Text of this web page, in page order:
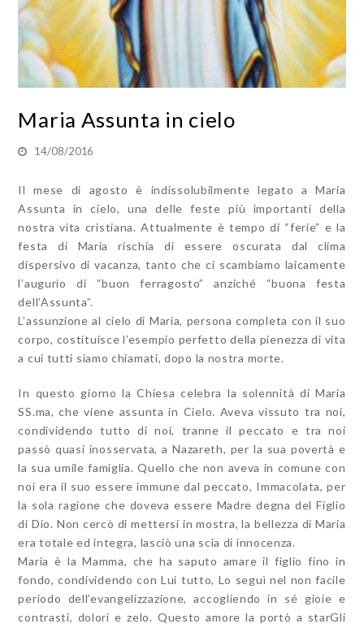
Maria Assunta in cielo
14/08/2016
Il mese di agosto è indissolubilmente legato a Maria
Assunta in cielo, una delle feste più importanti della
nostra vita cristiana. Attualmente è tempo di “ferie” e la
festa di Maria rischia di essere oscurata dal clima
dispersivo di vacanza, tanto che ci scambiamo laicamente
l’augurio di “buon ferragosto” anziché “buona festa
dell’Assunta”.
L’assunzione al cielo di Maria, persona completa con il suo
corpo, costituisce l’esempio perfetto della pienezza di vita
a cui tutti siamo chiamati, dopo la nostra morte.
In questo giorno la Chiesa celebra la solennità di Maria
SS.ma, che viene assunta in Cielo. Aveva vissuto tra noi,
condividendo tutto di noi, tranne il peccato e tra noi
passò quasi inosservata, a Nazareth, per la sua povertà e
la sua umile famiglia. Quello che non aveva in comune con
noi era il suo essere immune dal peccato, Immacolata, per
la sola ragione che doveva essere Madre degna del Figlio
di Dio. Non cercò di mettersi in mostra, la bellezza di Maria
era totale ed integra, lasciò una scia di innocenza.
Maria è la Mamma, che ha saputo amare il figlio fino in
fondo, condividendo con Lui tutto, Lo seguì nel non facile
periodo dell’evangelizzazione, accogliendo in sé gioie e
contrasti, dolori e zelo. Questo amore la portò a starGli